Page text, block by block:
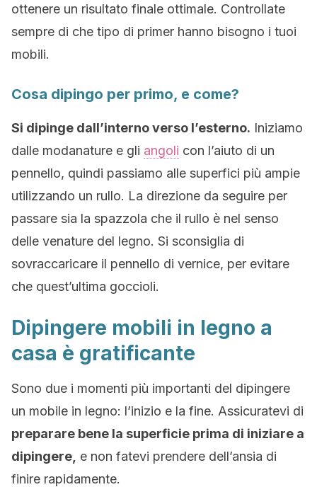
ottenere un risultato finale ottimale. Controllate
sempre di che tipo di primer hanno bisogno i tuoi
mobili.
Cosa dipingo per primo, e come?
Si dipinge dall’interno verso l’esterno. Iniziamo
dalle modanature e gli angoli con l’aiuto di un
pennello, quindi passiamo alle superfici più ampie
utilizzando un rullo. La direzione da seguire per
passare sia la spazzola che il rullo è nel senso
delle venature del legno. Si sconsiglia di
sovraccaricare il pennello di vernice, per evitare
che quest’ultima goccioli.
Dipingere mobili in legno a
casa è gratificante
Sono due i momenti più importanti del dipingere
un mobile in legno: l’inizio e la fine. Assicuratevi di
preparare bene la superficie prima di iniziare a
dipingere, e non fatevi prendere dell’ansia di
finire rapidamente.